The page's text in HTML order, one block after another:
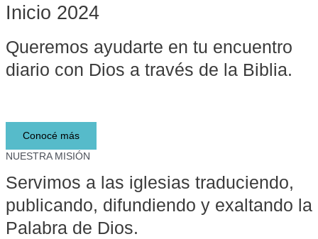
Inicio 2024
Queremos ayudarte en tu encuentro
diario con Dios a través de la Biblia.​
Conocé más
NUESTRA MISIÓN
Servimos a las iglesias traduciendo,
publicando, difundiendo y exaltando la
Palabra de Dios.